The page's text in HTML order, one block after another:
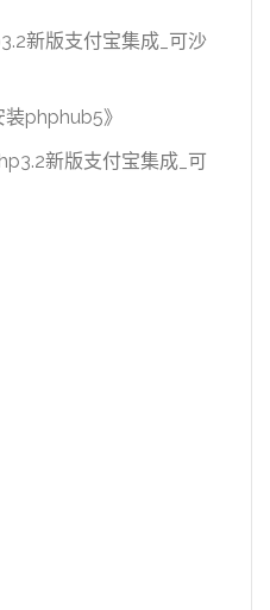
新版支付宝集成_可沙
装phphub5》
新版支付宝集成_可